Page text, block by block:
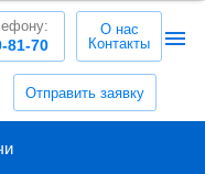
Отправить заявку
81-70
О нас
Контакты